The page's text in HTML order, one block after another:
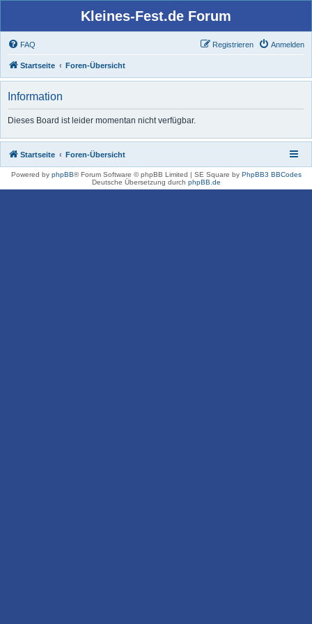
Kleines-Fest.de Forum
FAQ Anmelden
Registrieren
Startseite Foren-Übersicht
Information
Dieses Board ist leider momentan nicht verfügbar.
Startseite Foren-Übersicht
Powered by phpBB® Forum Software © phpBB Limited | SE Square by PhpBB3 BBCodes
Deutsche Übersetzung durch phpBB.de